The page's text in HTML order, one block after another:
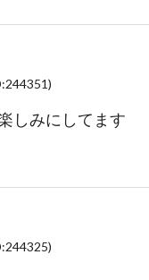
しみにしてます